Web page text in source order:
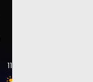
11:00